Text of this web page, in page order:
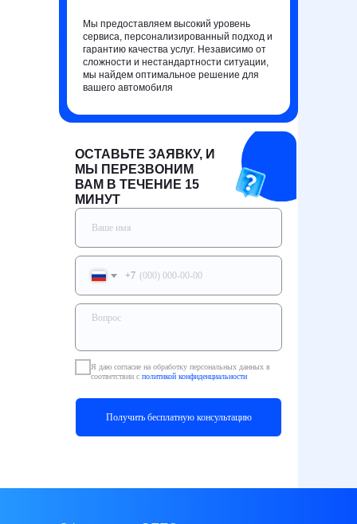
Мы предоставляем высокий уровень
сервиса, персонализированный подход и
гарантию качества услуг. Независимо от
сложности и нестандартности ситуации,
мы найдем оптимальное решение для
вашего автомобиля
+7
Я даю согласие на обработку персональных данных в
соответствии с политикой конфиденциальности
Получить бесплатную консультацию
ОСТАВЬТЕ ЗАЯВКУ, И
МЫ ПЕРЕЗВОНИМ
ВАМ В ТЕЧЕНИЕ 15
МИНУТ